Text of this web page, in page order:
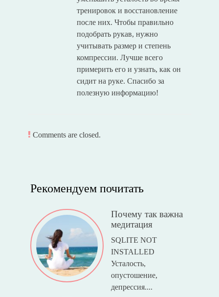
тренировок и восстановление
после них. Чтобы правильно
подобрать рукав, нужно
учитывать размер и степень
компрессии. Лучше всего
примерить его и узнать, как он
сидит на руке. Спасибо за
полезную информацию!
Comments are closed.
Рекомендуем почитать
Почему так важна
медитация
SQLITE NOT
INSTALLED
Усталость,
опустошение,
депрессия....